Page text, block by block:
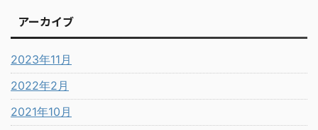
アーカイブ
2023年11月
2022年2月
2021年10月